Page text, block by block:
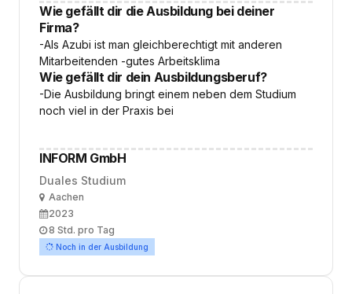
Wie gefällt dir die Ausbildung bei deiner
Firma?
-Als Azubi ist man gleichberechtigt mit anderen
Mitarbeitenden -gutes Arbeitsklima
Wie gefällt dir dein Ausbildungsberuf?
-Die Ausbildung bringt einem neben dem Studium
noch viel in der Praxis bei
INFORM GmbH
Duales Studium
OrtAachen
Ausbildungsbeginn
2023
Arbeitszeit
8 Std. pro Tag
Noch in der Ausbildung